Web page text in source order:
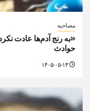
مصاحبه
«به رنج آدم‌ها عادت
حوادث